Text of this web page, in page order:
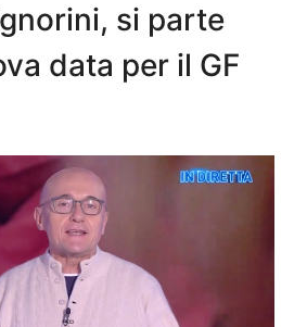
si parte
data per il GF